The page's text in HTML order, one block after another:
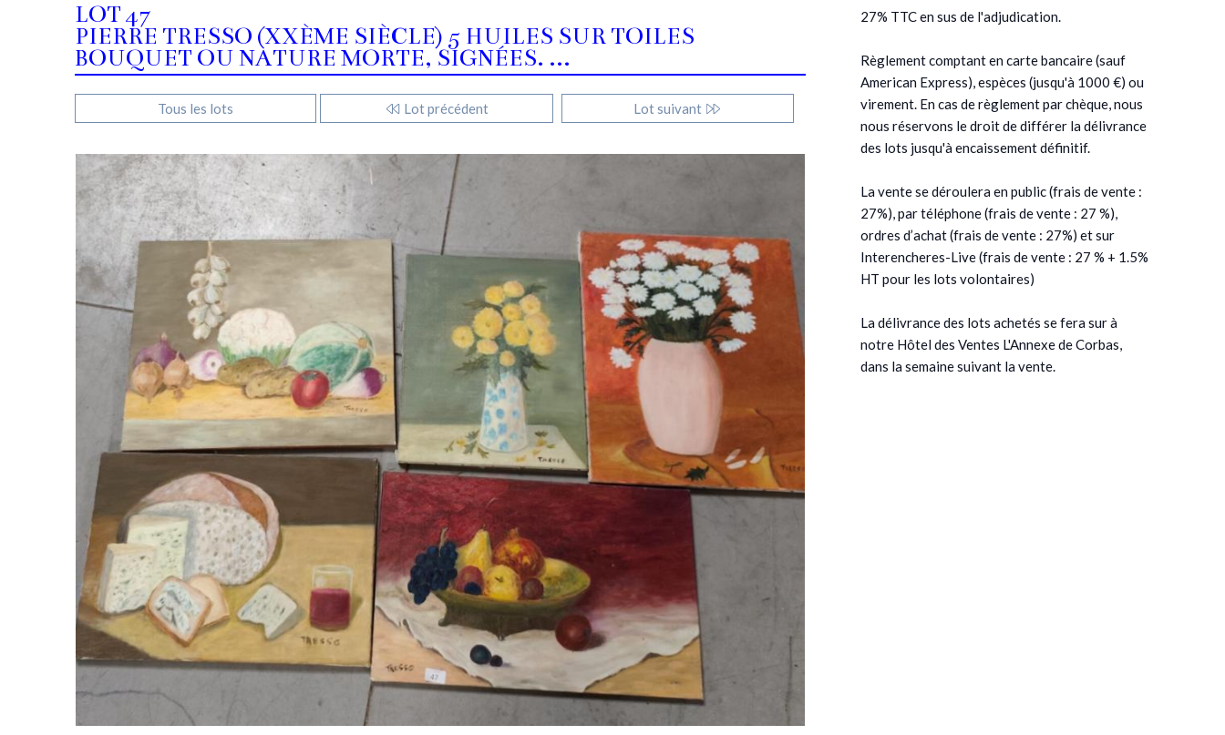
LOT 47
PIERRE TRESSO (XXÈME SIÈCLE) 5 HUILES SUR TOILES
BOUQUET OU NATURE MORTE, SIGNÉES. ...
Tous les lots Lot précédent Lot suivant
27% TTC en sus de l'adjudication.
Règlement comptant en carte bancaire (sauf
American Express), espèces (jusqu'à 1000 €) ou
virement. En cas de règlement par chèque, nous
nous réservons le droit de différer la délivrance
des lots jusqu'à encaissement définitif.
La vente se déroulera en public (frais de vente :
27%), par téléphone (frais de vente : 27 %),
ordres d’achat (frais de vente : 27%) et sur
Interencheres-Live (frais de vente : 27 % + 1.5%
HT pour les lots volontaires)
La délivrance des lots achetés se fera sur à
notre Hôtel des Ventes L'Annexe de Corbas,
dans la semaine suivant la vente.